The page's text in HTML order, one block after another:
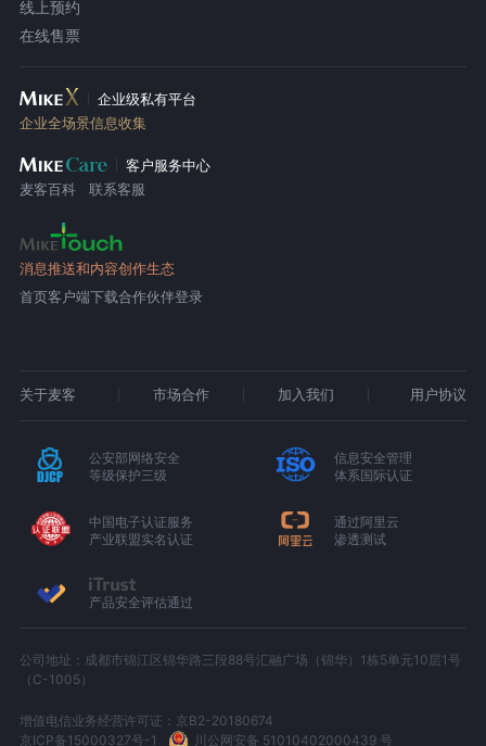
线上预约
在线售票
企业级私有平台
企业全场景信息收集
客户服务中心
麦客百科
联系客服
消息推送和内容创作生态
首页客户端下载合作伙伴登录
关于麦客 市场合作 加入我们 用户协议
公安部网络安全
等级保护三级
信息安全管理
体系国际认证
中国电子认证服务
产业联盟实名认证
通过阿里云
渗透测试
产品安全评估通过
公司地址：成都市锦江区锦华路三段88号汇融广场（锦华）1栋5单元10层1号
（C-1005）
增值电信业务经营许可证：京B2-20180674
京ICP备15000327号-1
川公网安备 51010402000439 号